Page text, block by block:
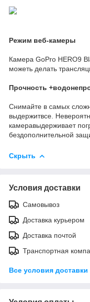
Режим веб-камеры
Камера GoPro HERO9
можеть делать
Прочность
Снимайте в самых
выдержитвсе.
камеравыдерживает
бездополнительной
Скрыть
Условия доставки
Самовывоз
Доставка курьером
Доставка почтой
Транспортная
Все условия доставки